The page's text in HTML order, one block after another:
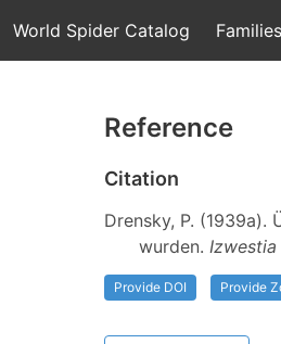
World Spider Catalog Families
Reference
Citation
Drensky, P. (1939a).
wurden.
Provide DOI Provide